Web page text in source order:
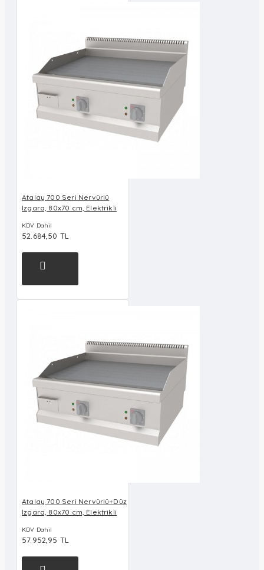
Atalay 700 Seri Nervürlü
Izgara, 80x70 cm, Elektrikli
KDV Dahil
52.684,50 TL
Atalay 700 Seri Nervürlü+Düz
Izgara, 80x70 cm, Elektrikli
KDV Dahil
57.952,95 TL